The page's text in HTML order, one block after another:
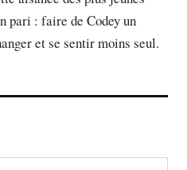
pari : faire de Codey un
et se sentir moins seul.